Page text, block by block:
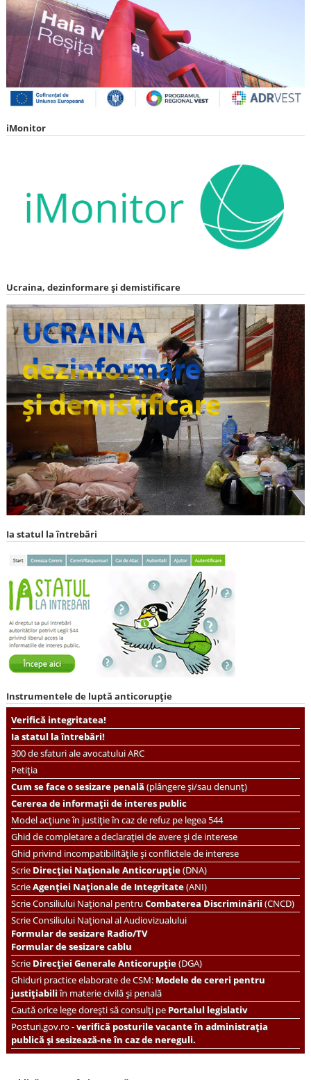
iMonitor
Ucraina, dezinformare și demistificare
Ia statul la întrebări
Instrumentele de luptă anticorupție
Verifică integritatea!
Ia statul la întrebări!
300 de sfaturi ale avocatului ARC
Petiția
Cum se face o sesizare penală(plângere și/sau denunț)
Cererea de informații de interes public
Model acțiune în justiție în caz de refuz pe legea 544
Ghid de completare a declarației de avere și de interese
Ghid privind incompatibilitățile și conflictele de interese
ScrieDirecției Naționale Anticorupție(DNA)
ScrieAgenției Naționale de Integritate(ANI)
ScrieConsiliului Național pentruCombaterea Discriminării(CNCD)
Scrie Consiliului Național al Audiovizualului
Formular de sesizare Radio/TV
Formular de sesizare cablu
ScrieDirecției Generale Anticorupție(DGA)
Ghiduri practice elaborate de CSM: Modele de cereri pentru
justițiabiliîn materie civilă și penală
Caută orice lege dorești să consulți pePortalul legislativ
Posturi.gov.ro -verifică posturile vacante în administrația
publică și sesizează-ne în caz de nereguli.